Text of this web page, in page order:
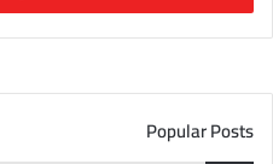
ب
ر
د
اPopular Posts